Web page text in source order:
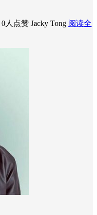
0人点赞 Jacky Tong 阅读全